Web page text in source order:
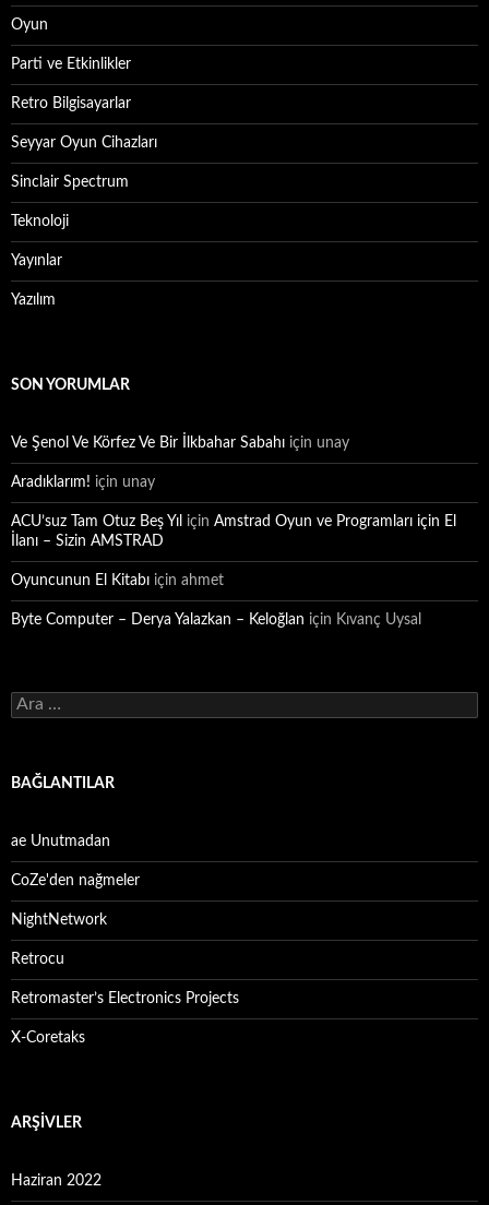
Oyun
Parti ve Etkinlikler
Retro Bilgisayarlar
Seyyar Oyun Cihazları
Sinclair Spectrum
Teknoloji
Yayınlar
Yazılım
SON YORUMLAR
Ve Şenol Ve Körfez Ve Bir İlkbahar Sabahı için unay
Aradıklarım! için unay
ACU’suz Tam Otuz Beş Yıl için Amstrad Oyun ve Programları için El
İlanı – Sizin AMSTRAD
Oyuncunun El Kitabı için ahmet
Byte Computer – Derya Yalazkan – Keloğlan için Kıvanç Uysal
Arama:
BAĞLANTILAR
ae Unutmadan
CoZe'den nağmeler
NightNetwork
Retrocu
Retromaster’s Electronics Projects
X-Coretaks
ARŞIVLER
Haziran 2022